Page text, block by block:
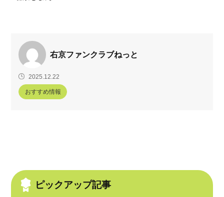
右京ファンクラブねっと
2025.12.22
おすすめ情報
ピックアップ記事